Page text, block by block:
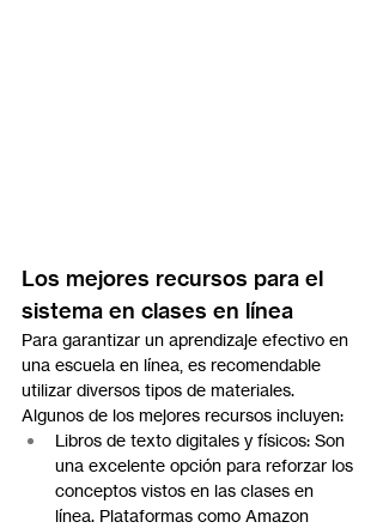
Los mejores recursos para el
sistema en clases en línea
Para garantizar un aprendizaje efectivo en
una escuela en línea, es recomendable
utilizar diversos tipos de materiales.
Algunos de los mejores recursos incluyen:
Libros de texto digitales y físicos: Son
una excelente opción para reforzar los
conceptos vistos en las clases en
línea. Plataformas como Amazon